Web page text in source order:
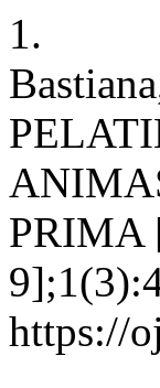
1.
PRIMA
https://